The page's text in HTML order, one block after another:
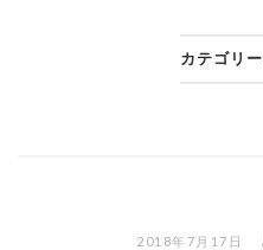
カテゴリ
2018年7月17日